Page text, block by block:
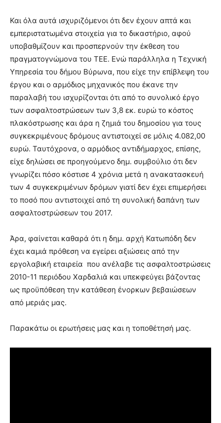
Και όλα αυτά ισχυριζόμενοι ότι δεν έχουν απτά και
εμπεριστατωμένα στοιχεία για το δικαστήριο, αφού
υποβαθμίζουν και προσπερνούν την έκθεση του
πραγματογνώμονα του ΤΕΕ. Ενώ παράλληλα η Τεχνική
Υπηρεσία του δήμου Βύρωνα, που είχε την επίβλεψη του
έργου και ο αρμόδιος μηχανικός που έκανε την
παραλαβή του ισχυρίζονται ότι από το συνολικό έργο
των ασφαλτοστρώσεων των 3,8 εκ. ευρώ το κόστος
πλακόστρωσης και άρα η ζημιά του δημοσίου για τους
συγκεκριμένους δρόμους αντιστοιχεί σε μόλις 4.082,00
ευρώ. Ταυτόχρονα, ο αρμόδιος αντιδήμαρχος, επίσης,
είχε δηλώσει σε προηγούμενο δημ. συμβούλιο ότι δεν
γνωρίζει πόσο κόστισε 4 χρόνια μετά η ανακατασκευή
των 4 συγκεκριμένων δρόμων γιατί δεν έχει επιμερήσει
το ποσό που αντιστοιχεί από τη συνολική δαπάνη των
ασφαλτοστρώσεων του 2017.
Άρα, φαίνεται καθαρά ότι η δημ. αρχή Κατωπόδη δεν
έχει καμιά πρόθεση να εγείρει αξιώσεις από την
εργολαβική εταιρεία που ανέλαβε τις ασφαλτοστρώσεις
2010-11 περιόδου Χαρδαλιά και υπεκφεύγει βάζοντας
ως προϋπόθεση την κατάθεση ένορκων βεβαιώσεων
από μεριάς μας.
Παρακάτω οι ερωτήσεις μας και η τοποθέτησή μας.